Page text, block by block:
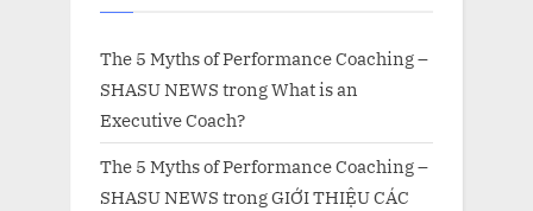
The 5 Myths of Performance Coaching –
SHASU NEWS trongWhat is an
Executive Coach?
The 5 Myths of Performance Coaching –
SHASU NEWS trongGIỚI THIỆU CÁC